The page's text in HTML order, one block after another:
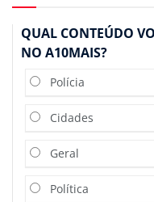
QUAL CONTEÚDO
NO A10MAIS?
Polícia
Cidades
Geral
Política